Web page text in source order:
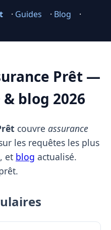
· Guides · Blog
·
Prêt —
& blog 2026
couvre assurance
les requêtes les plus
et blog actualisé.